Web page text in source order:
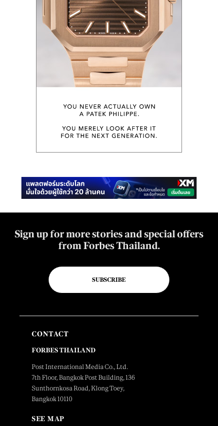
Sign up for more stories and special offers
from Forbes Thailand.
SUBSCRIBE
CONTACT
FORBES THAILAND
Post International Media Co., Ltd.
7th Floor, Bangkok Post Building, 136
Sunthornkosa Road, Klong Toey,
Bangkok 10110
SEE MAP